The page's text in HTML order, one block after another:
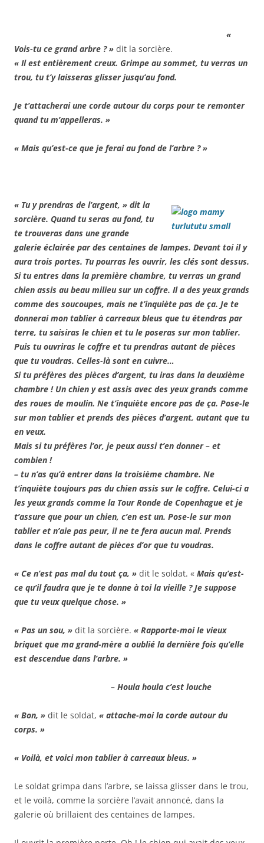
«
Vois-tu ce grand arbre ? » dit la sorcière.
« Il est entièrement creux. Grimpe au sommet, tu verras un
trou, tu t’y laisseras glisser jusqu’au fond.
Je t’attacherai une corde autour du corps pour te remonter
quand tu m’appelleras. »
« Mais qu’est-ce que je ferai au fond de l’arbre ? »
« Tu y prendras de l’argent, » dit la
sorcière. Quand tu seras au fond, tu
te trouveras dans une grande
galerie éclairée par des centaines de lampes. Devant toi il y
aura trois portes. Tu pourras les ouvrir, les clés sont dessus.
Si tu entres dans la première chambre, tu verras un grand
chien assis au beau milieu sur un coffre. Il a des yeux grands
comme des soucoupes, mais ne t’inquiète pas de ça. Je te
donnerai mon tablier à carreaux bleus que tu étendras par
terre, tu saisiras le chien et tu le poseras sur mon tablier.
Puis tu ouvriras le coffre et tu prendras autant de pièces
que tu voudras. Celles-là sont en cuivre…
Si tu préfères des pièces d’argent, tu iras dans la deuxième
chambre ! Un chien y est assis avec des yeux grands comme
des roues de moulin. Ne t’inquiète encore pas de ça. Pose-le
sur mon tablier et prends des pièces d’argent, autant que tu
en veux.
Mais si tu préfères l’or, je peux aussi t’en donner – et
combien !
– tu n’as qu’à entrer dans la troisième chambre. Ne
t’inquiète toujours pas du chien assis sur le coffre. Celui-ci a
les yeux grands comme la Tour Ronde de Copenhague et je
t’assure que pour un chien, c’en est un. Pose-le sur mon
tablier et n’aie pas peur, il ne te fera aucun mal. Prends
dans le coffre autant de pièces d’or que tu voudras.
« Ce n’est pas mal du tout ça, » dit le soldat. « Mais qu’est-
ce qu’il faudra que je te donne à toi la vieille ? Je suppose
que tu veux quelque chose. »
« Pas un sou, » dit la sorcière. « Rapporte-moi le vieux
briquet que ma grand-mère a oublié la dernière fois qu’elle
est descendue dans l’arbre. »
– Houla houla c’est louche
« Bon, » dit le soldat, « attache-moi la corde autour du
corps. »
« Voilà, et voici mon tablier à carreaux bleus. »
Le soldat grimpa dans l’arbre, se laissa glisser dans le trou,
et le voilà, comme la sorcière l’avait annoncé, dans la
galerie où brillaient des centaines de lampes.